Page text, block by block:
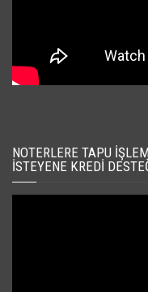
NOTERLERE TAPU
İSTEYENE KREDI